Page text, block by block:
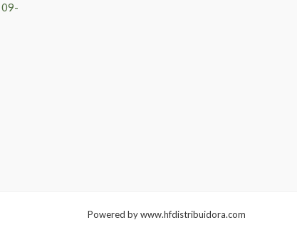
09-
Powered by www.hfdistribuidora.com